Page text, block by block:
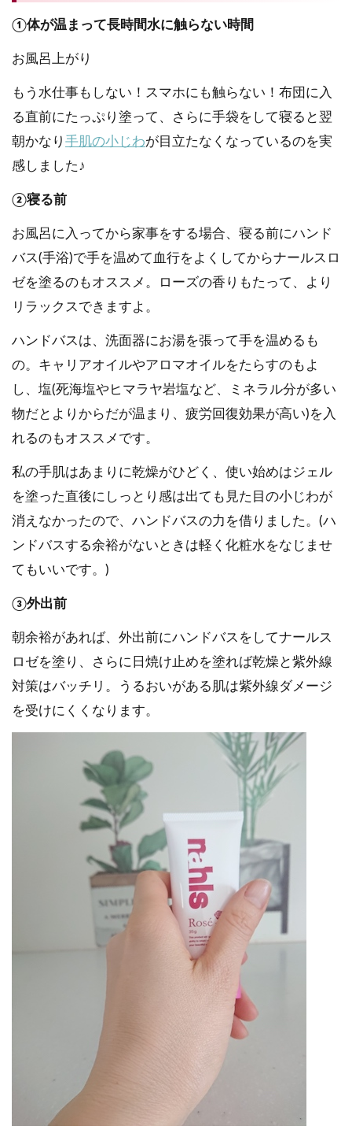
①体が温まって長時間水に触らない時間
お風呂上がり
もう水仕事もしない！スマホにも触らない！布団に入
る直前にたっぷり塗って、さらに手袋をして寝ると翌
朝かなり 手肌の小じわが目立たなくなっているのを実
感しました♪
②寝る前
お風呂に入ってから家事をする場合、寝る前にハンド
バス(手浴)で手を温めて血行をよくしてからナールスロ
ゼを塗るのもオススメ。ローズの香りもたって、より
リラックスできますよ。
ハンドバスは、洗面器にお湯を張って手を温めるも
の。キャリアオイルやアロマオイルをたらすのもよ
し、塩(死海塩やヒマラヤ岩塩など、ミネラル分が多い
物だとよりからだが温まり、疲労回復効果が高い)を入
れるのもオススメです。
私の手肌はあまりに乾燥がひどく、使い始めはジェル
を塗った直後にしっとり感は出ても見た目の小じわが
消えなかったので、ハンドバスの力を借りました。(ハ
ンドバスする余裕がないときは軽く化粧水をなじませ
てもいいです。)
③外出前
朝余裕があれば、外出前にハンドバスをしてナールス
ロゼを塗り、さらに日焼け止めを塗れば乾燥と紫外線
対策はバッチリ。うるおいがある肌は紫外線ダメージ
を受けにくくなります。